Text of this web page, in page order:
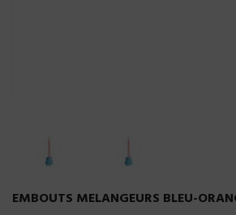
EMBOUTS MELANGEURS BLEU-